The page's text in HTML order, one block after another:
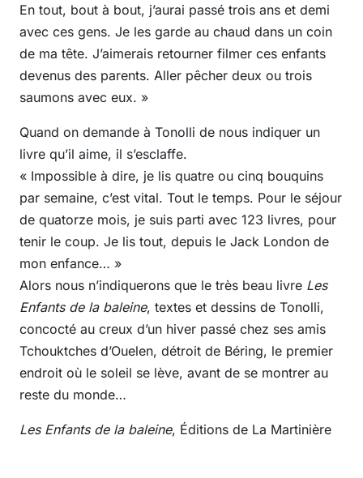
En tout, bout à bout, j’aurai passé trois ans et demi
avec ces gens. Je les garde au chaud dans un coin
de ma tête. J’aimerais retourner filmer ces enfants
devenus des parents. Aller pêcher deux ou trois
saumons avec eux. »
Quand on demande à Tonolli de nous indiquer un
livre qu’il aime, il s’esclaffe.
« Impossible à dire, je lis quatre ou cinq bouquins
par semaine, c’est vital. Tout le temps. Pour le séjour
de quatorze mois, je suis parti avec 123 livres, pour
tenir le coup. Je lis tout, depuis le Jack London de
mon enfance… »
Alors nous n’indiquerons que le très beau livre Les
Enfants de la baleine, textes et dessins de Tonolli,
concocté au creux d’un hiver passé chez ses amis
Tchouktches d’Ouelen, détroit de Béring, le premier
endroit où le soleil se lève, avant de se montrer au
reste du monde…
Les Enfants de la baleine, Éditions de La Martinière